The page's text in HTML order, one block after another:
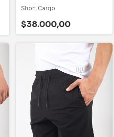
Short Cargo
$38.000,00